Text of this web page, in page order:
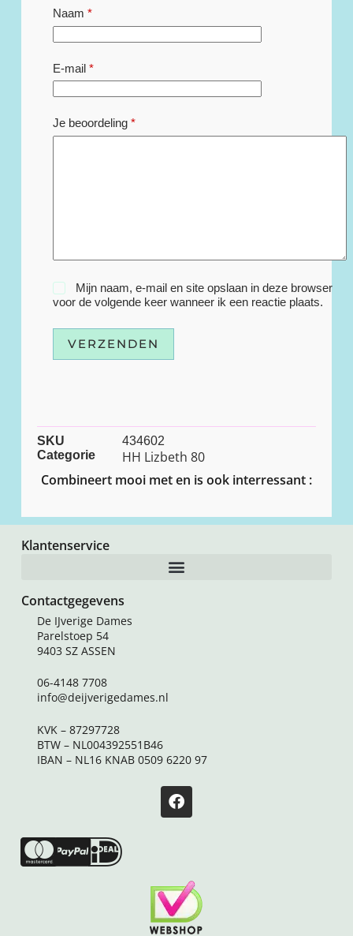
Naam *
E-mail*
Je beoordeling *
Mijn naam, e-mail en site opslaan in deze browser
voor de volgende keer wanneer ik een reactie plaats.
VERZENDEN
SKU
434602
Categorie
HH Lizbeth 80
Combineert mooi met en is ook interressant :
Klantenservice
Contactgegevens
De IJverige Dames
Parelstoep 54
9403 SZ ASSEN
06-4148 7708
info@deijverigedames.nl
KVK – 87297728
BTW – NL004392551B46
IBAN – NL16 KNAB 0509 6220 97